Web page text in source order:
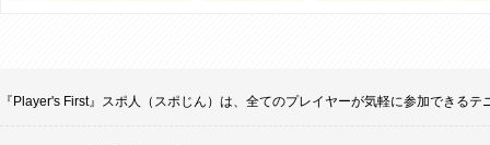
『Player's First』スポ人（スポじん）は、全てのプレイヤーが気軽に参加できる